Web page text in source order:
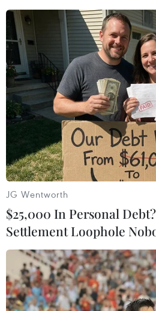
#Cáp điện
#Điện lực thành phố
#AFF Suzuki Cup 2018
#Sân
#Điện lực quận Nam Từ Liêm
#tin tức mới nhất
#tin tức 24h
#tin tức mới nhất trong ngày
#tin tức hot
#VietnamPlus
TP. Hà Nội
JG Wentworth
$25,000 In Personal
Settlement Loophole